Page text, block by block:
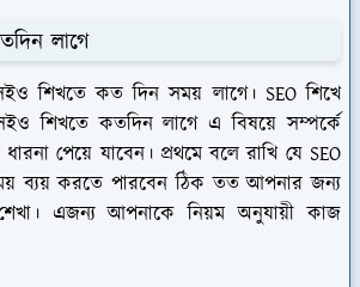
লাগে
শিখতে কত দিন সময় লাগে। SEO শিখে
শিখতে কতদিন লাগে এ বিষয়ে সম্পর্কে
পেয়ে যাবেন। প্রথমে বলে রাখি যে SEO
ব্যয় করতে পারবেন ঠিক তত আপনার জন্য
এজন্য আপনাকে নিয়ম অনুযায়ী কাজ